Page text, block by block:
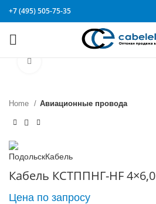
+7 (495) 505-75-35
Home Авиационные провода
Кабель КСТППНГ-HF 4×6,0
Цена по запросу